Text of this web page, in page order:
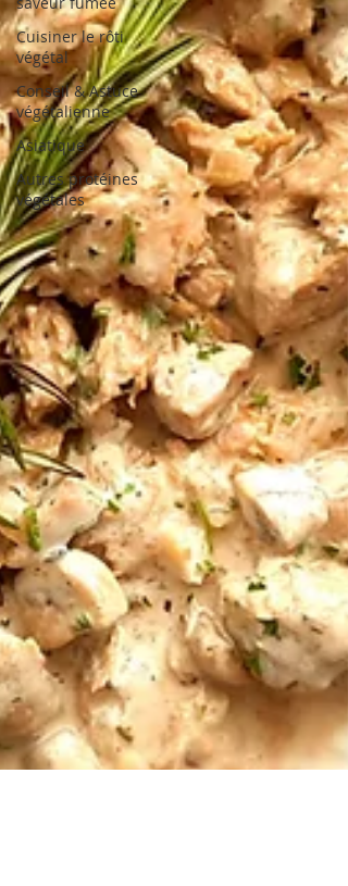
Cuisiner le rôti
végétal
Conseil & Astuce
végétalienne
Asiatique
Autres protéines
végétales